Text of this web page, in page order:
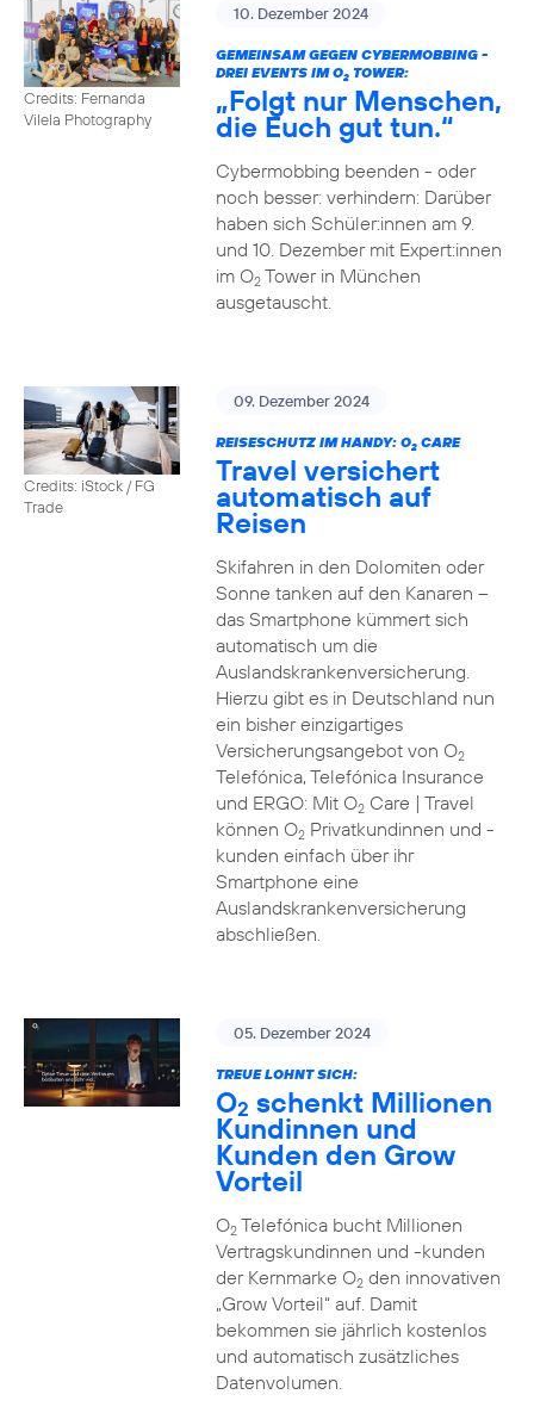
Credits: Fernanda
Vilela Photography
10. Dezember 2024
GEMEINSAM GEGEN CYBERMOBBING -
DREI EVENTS IM O2TOWER:
„Folgt nur Menschen,
die Euch gut tun.“
Cybermobbing beenden - oder
noch besser: verhindern: Darüber
haben sich Schüler:innen am 9.
und 10. Dezember mit Expert:innen
im O2Tower in München
ausgetauscht.
Credits: iStock / FG
Trade
09. Dezember 2024
REISESCHUTZ IM HANDY: O2CARE
Travel versichert
automatisch auf
Reisen
Skifahren in den Dolomiten oder
Sonne tanken auf den Kanaren –
das Smartphone kümmert sich
automatisch um die
Auslandskrankenversicherung.
Hierzu gibt es in Deutschland nun
ein bisher einzigartiges
Versicherungsangebot von O2
Telefónica, Telefónica Insurance
und ERGO: Mit O2Care | Travel
können O2Privatkundinnen und -
kunden einfach über ihr
Smartphone eine
Auslandskrankenversicherung
abschließen.
05. Dezember 2024
TREUE LOHNT SICH:
O2 schenkt Millionen
Kundinnen und
Kunden den Grow
Vorteil
O2Telefónica bucht Millionen
Vertragskundinnen und -kunden
der Kernmarke O2den innovativen
„Grow Vorteil“ auf. Damit
bekommen sie jährlich kostenlos
und automatisch zusätzliches
Datenvolumen.